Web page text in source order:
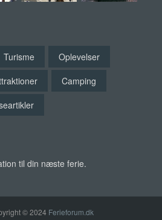
Turisme
Oplevelser
Camping
til din næste ferie.
© 2024 Ferieforum.dk